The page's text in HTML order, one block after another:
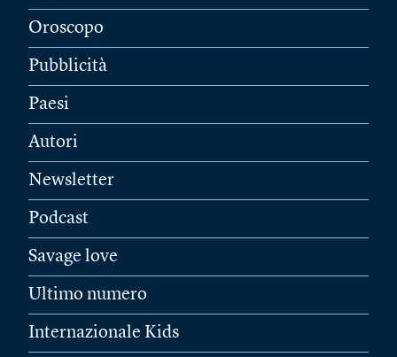
Oroscopo
Pubblicità
Paesi
Autori
Newsletter
Podcast
Savage love
Ultimo numero
Internazionale Kids